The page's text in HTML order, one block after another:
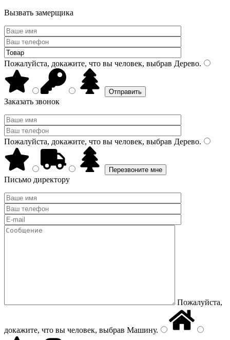
Вызвать замерщика
Пожалуйста, докажите, что вы человек, выбрав Дерево.
Заказать звонок
Пожалуйста, докажите, что вы человек, выбрав Дерево.
Письмо директору
Пожалуйста,
докажите, что вы человек, выбрав Машину.